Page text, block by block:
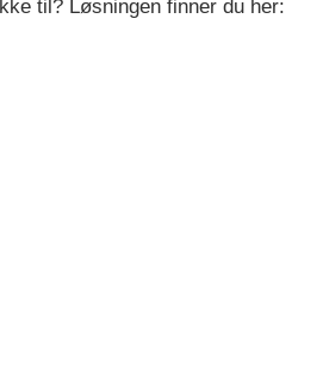
til? Løsningen finner du her: